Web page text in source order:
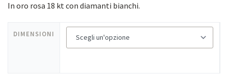
In oro rosa 18 kt con diamanti bianchi.
DIMENSIONI